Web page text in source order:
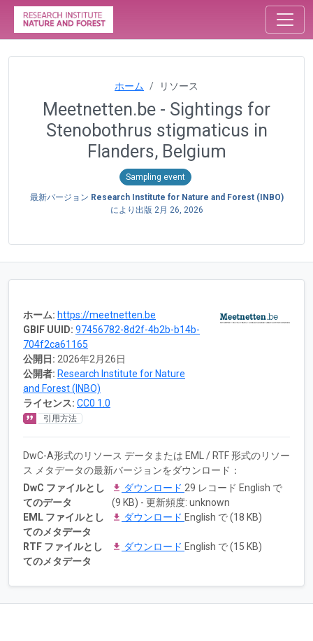
ホーム リソース
Meetnetten.be - Sightings for
Stenobothrus stigmaticus in
Flanders, Belgium
Sampling event
最新バージョン Research Institute for Nature and Forest (INBO)
により出版 2月 26, 2026
ホーム: https://meetnetten.be
GBIF UUID: 97456782-8d2f-4b2b-b14b-
704f2ca61165
公開日: 2026年2月26日
公開者: Research Institute for Nature
and Forest (INBO)
ライセンス: CC0 1.0
引用方法
DwC-A形式のリソース データまたは EML / RTF 形式のリソー
ス メタデータの最新バージョンをダウンロード：
DwC ファイルとし
てのデータ
ダウンロード 29 レコード English で
(9 KB) - 更新頻度: unknown
EML ファイルとし
てのメタデータ
ダウンロード English で (18 KB)
RTF ファイルとし
てのメタデータ
ダウンロード English で (15 KB)